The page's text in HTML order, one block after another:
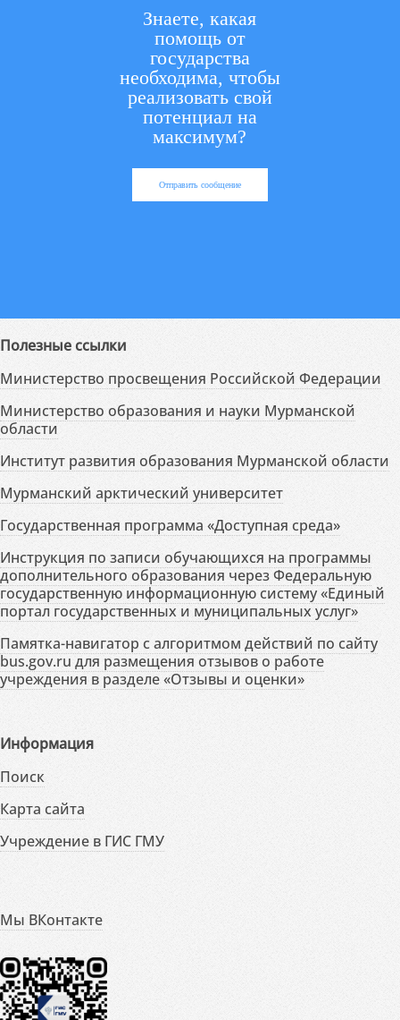
Знаете, какая
помощь от
государства
необходима, чтобы
реализовать свой
потенциал на
максимум?
Отправить сообщение
Полезные ссылки
Министерство просвещения Российской Федерации
Министерство образования и науки Мурманской
области
Институт развития образования Мурманской области
Мурманский арктический университет
Государственная программа «Доступная среда»
Инструкция по записи обучающихся на программы
дополнительного образования через Федеральную
государственную информационную систему «Единый
портал государственных и муниципальных услуг»
Памятка-навигатор с алгоритмом действий по сайту
bus.gov.ru для размещения отзывов о работе
учреждения в разделе «Отзывы и оценки»
Информация
Поиск
Карта сайта
Учреждение в ГИС ГМУ
Мы ВКонтакте